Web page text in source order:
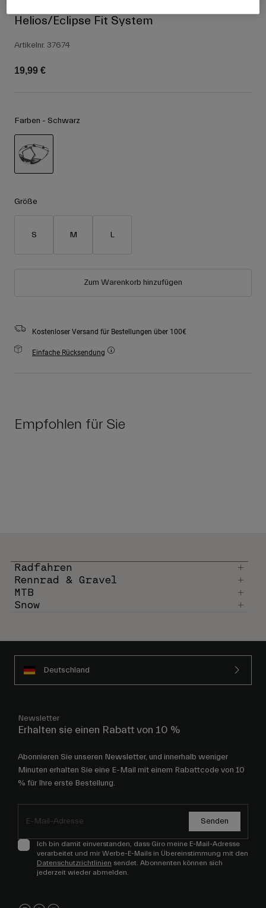
Rennrad Bekleidung
Mountainbike Bekleidung
Alle anzeigen
Handschuhe
Ersatzteile
Alle anzeigen
Freestyle
Helios/Eclipse Fit System
Artikelnr. 37674
19,99 €
Farben - Schwarz
Größe
S M L
Zum Warenkorb hinzufügen
Kostenloser Versand für Bestellungen über 100€
Einfache Rücksendung
Empfohlen für Sie
Radfahren
Rennrad & Gravel
MTB
Snow
Deutschland
Newsletter
Erhalten sie einen Rabatt von 10 %
Abonnieren Sie unseren Newsletter, und innerhalb weniger
Minuten erhalten Sie eine E-Mail mit einem Rabattcode von 10
% für Ihre erste Bestellung.
Senden
Ich bin damit einverstanden, dass Giro meine E-Mail-Adresse
verarbeitet und mir Werbe-E-Mails in Übereinstimmung mit den
Datenschutzrichtlinien sendet. Abonnenten können sich
jederzeit wieder abmelden.